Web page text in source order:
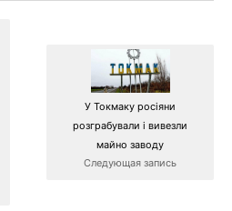
У Токмаку росіяни
розграбували і вивезли
майно заводу
Следующая запись